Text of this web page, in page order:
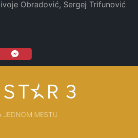
Obradović, Sergej Trifunović
JEDNOM MESTU